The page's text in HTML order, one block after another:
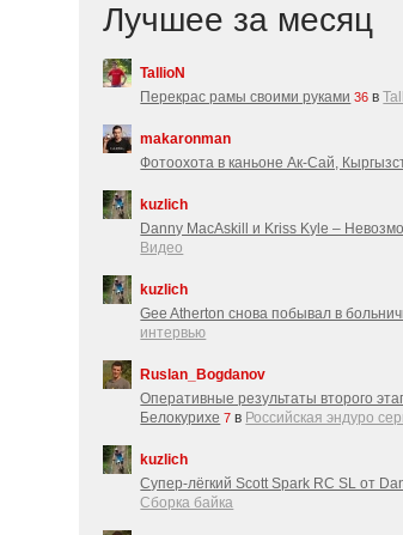
Лучшее за месяц
TallioN
Перекрас рамы своими руками 36 в
makaronman
Фотоохота в каньоне Ак-Cай,
kuzlich
Danny MacAskill и Kriss Kyle –
Видео
kuzlich
Gee Atherton снова побывал в
интервью
Ruslan_Bogdanov
Оперативные результаты второго
Белокурихе 7 в Российская эндуро
kuzlich
Супер-лёгкий Scott Spark RC SL от
Сборка байка